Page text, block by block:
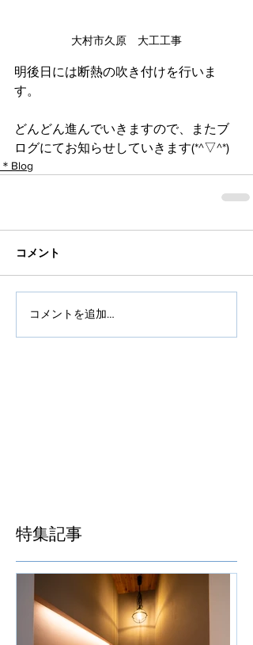
大村市久原　大工工事
明後日には断熱の吹き付けを行いま
す。
どんどん進んでいきますので、またブ
ログにてお知らせしていきます(*^▽^*)
＊Blog
コメント
コメントを追加…
特集記事